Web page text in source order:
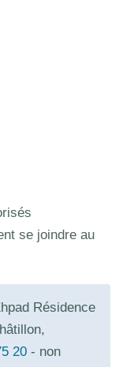
se joindre au
Résidence
20 - non